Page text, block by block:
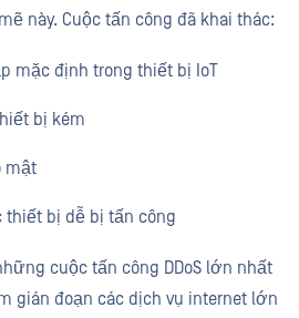
này. Cuộc tấn công đã khai thác:
mặc định trong thiết bị IoT
bị kém
mật
thiết bị dễ bị tấn công
cuộc tấn công DDoS lớn nhất
gián đoạn các dịch vụ internet lớn